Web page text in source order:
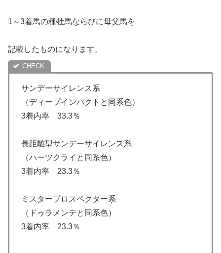
1～3着馬の種牡馬ならびに母父馬を
記載したものになります。
サンデーサイレンス系
（ディープインパクトと同系色）
3着内率 33.3％
長距離型サンデーサイレンス系
（ハーツクライと同系色）
3着内率 23.3％
ミスタープロスペクター系
（ドゥラメンテと同系色）
3着内率 23.3％